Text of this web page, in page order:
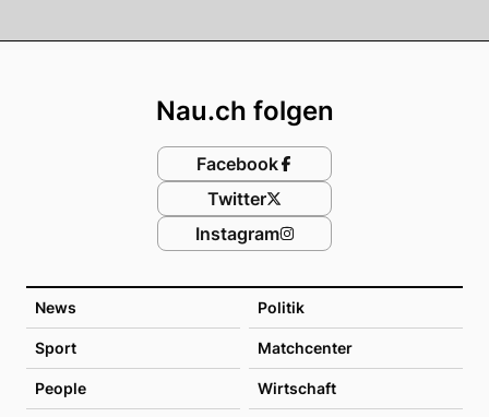
News Politik
Sport Matchcenter
People Wirtschaft
Nau.ch folgen
Facebook
Twitter
Instagram